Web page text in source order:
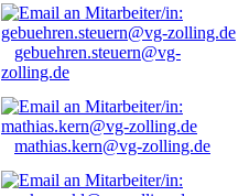
gebuehren.steuern@vg-
zolling.de
mathias.kern@vg-zolling.de